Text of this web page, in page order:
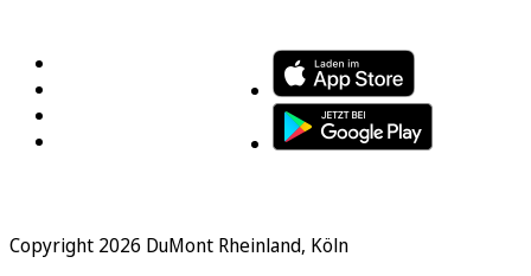
Copyright 2026 DuMont Rheinland, Köln